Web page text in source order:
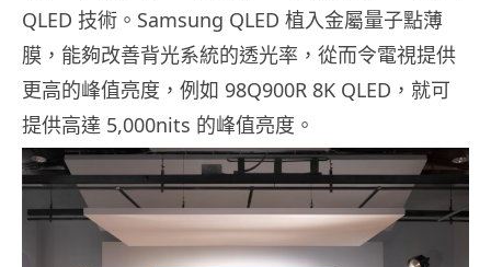
QLED 技術。Samsung QLED 植入金屬量子點薄
膜，能夠改善背光系統的透光率，從而令電視提供
更高的峰值亮度，例如 98Q900R 8K QLED ，就可
提供高達 5,000nits 的峰值亮度。